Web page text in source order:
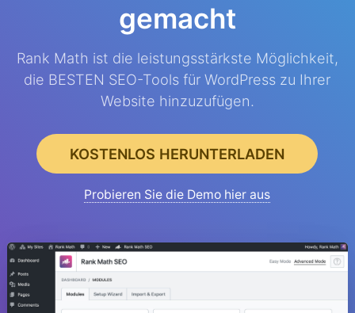
gemacht
Rank Math ist die leistungsstärkste Möglichkeit,
die BESTEN SEO-Tools für WordPress zu Ihrer
Website hinzuzufügen.
KOSTENLOS HERUNTERLADEN
Probieren Sie die Demo hier aus